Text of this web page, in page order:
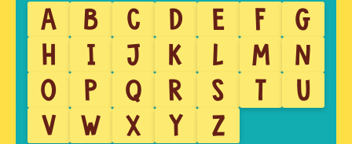
A B C D E F
G
H
I J K L M
N
O
P Q R S T
U
V
W X Y Z